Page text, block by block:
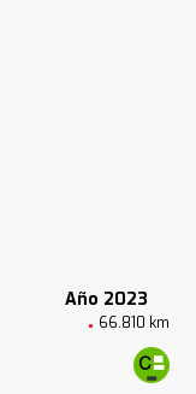
Año 2023
66.810 km